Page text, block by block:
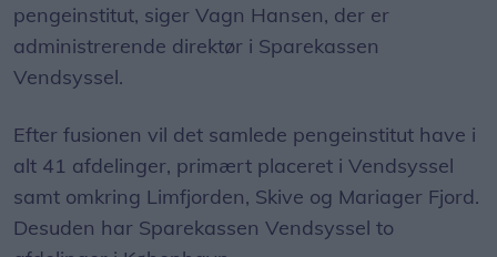
pengeinstitut, siger Vagn Hansen, der er
administrerende direktør i Sparekassen
Vendsyssel.
Efter fusionen vil det samlede pengeinstitut have i
alt 41 afdelinger, primært placeret i Vendsyssel
samt omkring Limfjorden, Skive og Mariager Fjord.
Desuden har Sparekassen Vendsyssel to